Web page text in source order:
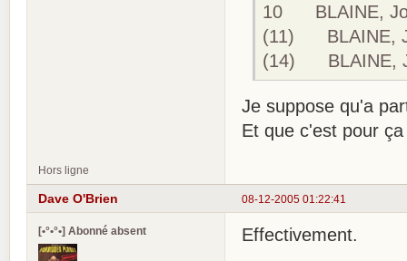
10 BLAINE,
(11) BLAINE,
(14) BLAINE,
Je suppose qu'a
Et que c'est pour
Hors ligne
08-12-2005 01:22:41
Dave O'Brien
[•°•°•] Abonné absent
Effectivement.